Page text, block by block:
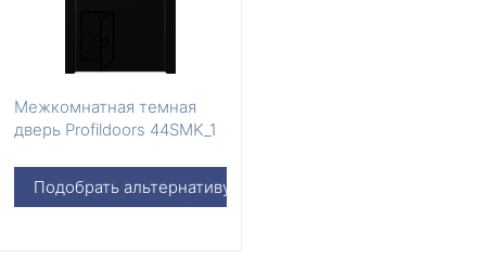
Межкомнатная темная
дверь Profildoors 44SMK_1
Подобрать альтернативу